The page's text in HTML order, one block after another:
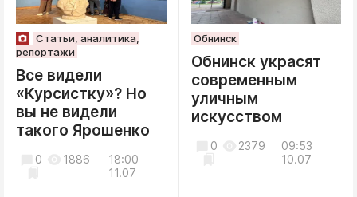
Статьи, аналитика,
репортажи
Все видели
«Курсистку»? Но
вы не видели
такого Ярошенко
18:00
11.07
0 1886
Обнинск
Обнинск украсят
современным
уличным
искусством
09:53
10.07
0 2379